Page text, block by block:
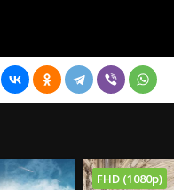
FHD (1080p)